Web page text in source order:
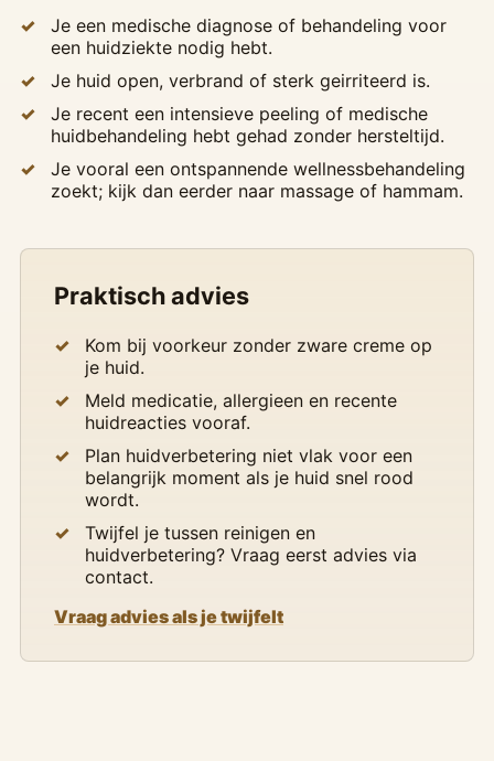
Je een medische diagnose of behandeling voor
een huidziekte nodig hebt.
Je huid open, verbrand of sterk geirriteerd is.
Je recent een intensieve peeling of medische
huidbehandeling hebt gehad zonder hersteltijd.
Je vooral een ontspannende wellnessbehandeling
zoekt; kijk dan eerder naar massage of hammam.
Praktisch advies
Kom bij voorkeur zonder zware creme op
je huid.
Meld medicatie, allergieen en recente
huidreacties vooraf.
Plan huidverbetering niet vlak voor een
belangrijk moment als je huid snel rood
wordt.
Twijfel je tussen reinigen en
huidverbetering? Vraag eerst advies via
contact.
Vraag advies als je twijfelt